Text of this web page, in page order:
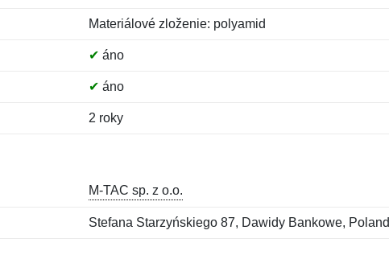
Materiálové zloženie: polyamid
✔ áno
✔ áno
2 roky
M-TAC sp. z o.o.
Stefana Starzyńskiego 87, Dawidy Bankowe, Poland